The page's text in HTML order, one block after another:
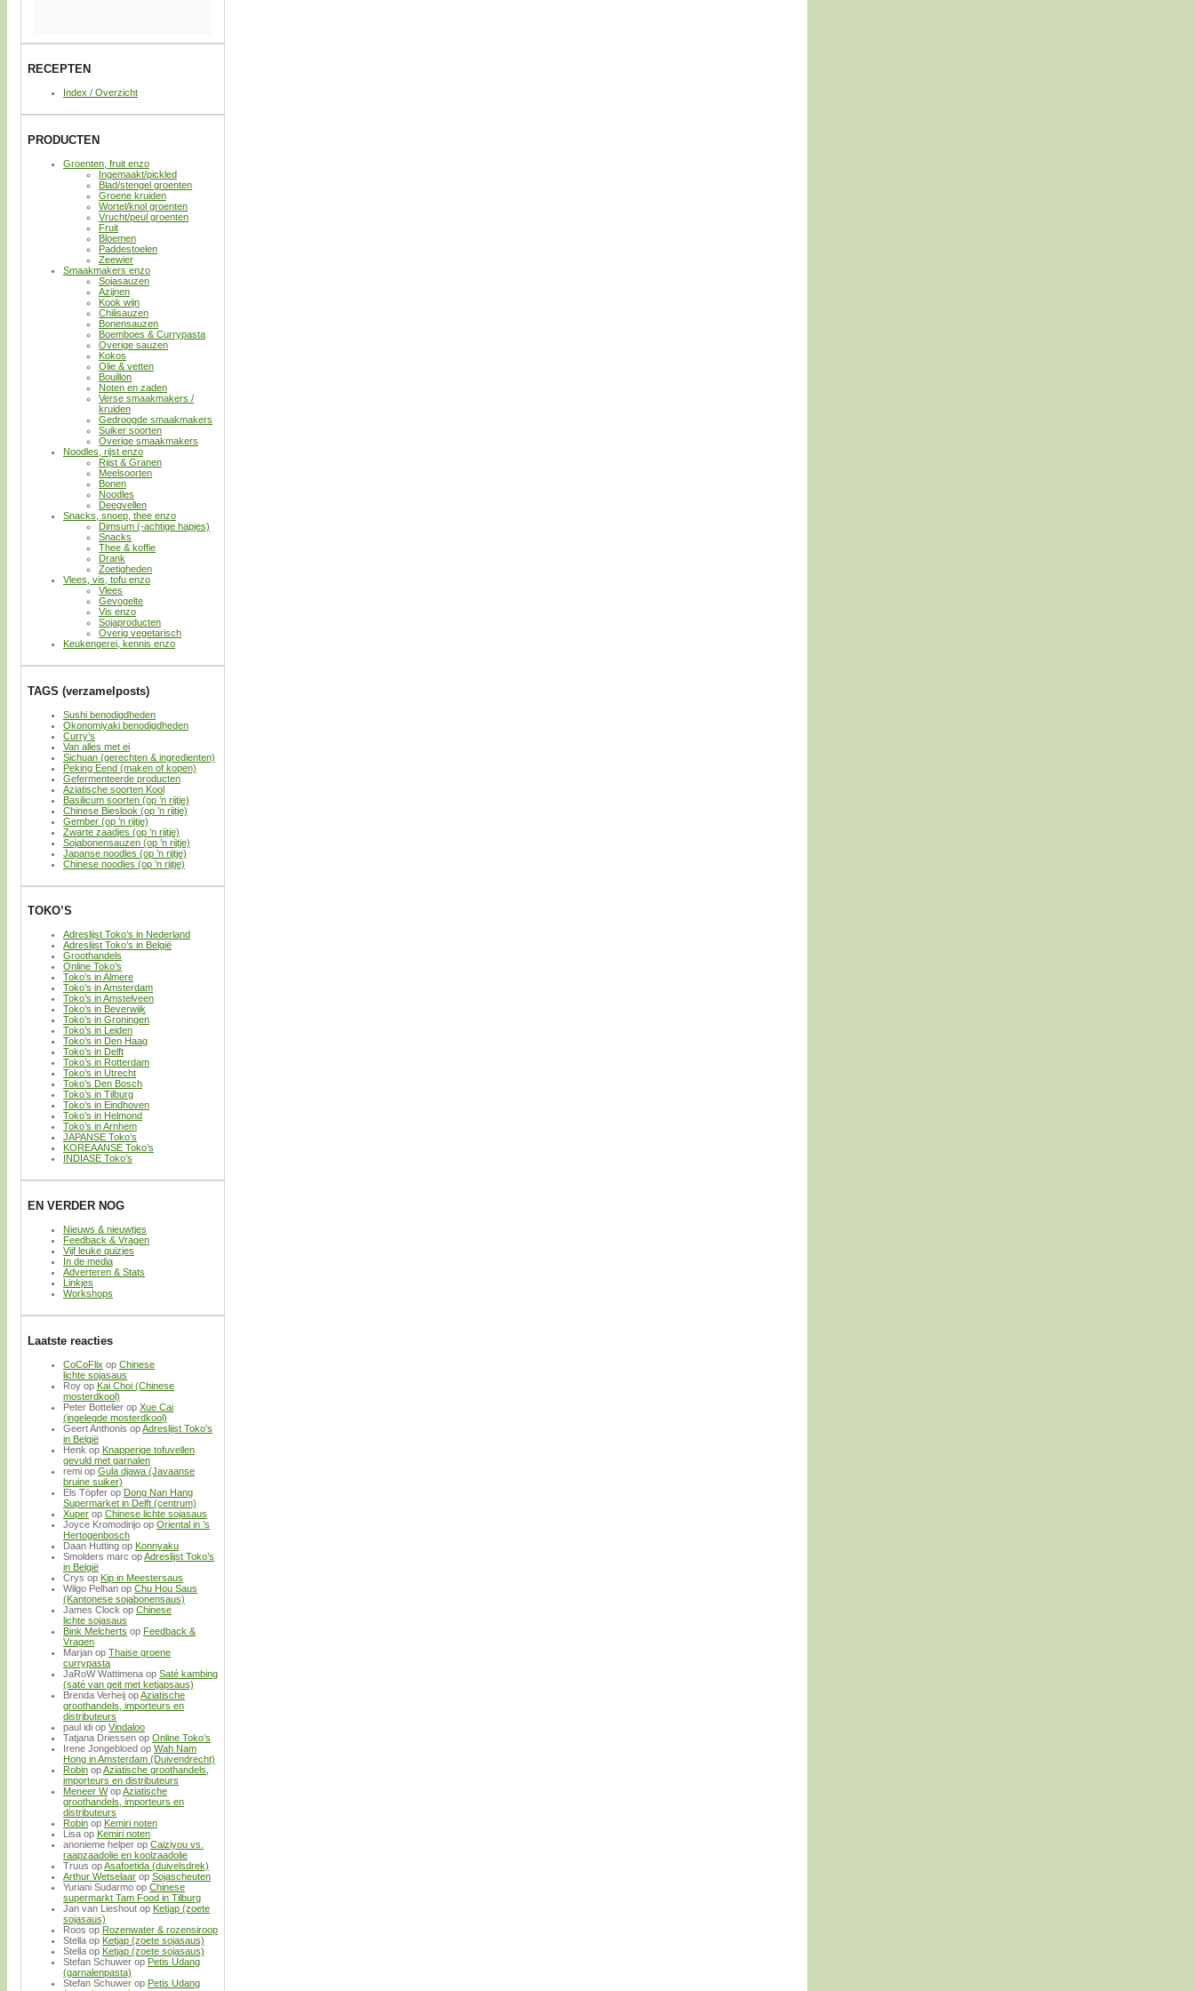
RECEPTEN
Index / Overzicht
PRODUCTEN
Groenten, fruit enzo
Ingemaakt/pickled
Blad/stengel groenten
Groene kruiden
Wortel/knol groenten
Vrucht/peul groenten
Fruit
Bloemen
Paddestoelen
Zeewier
Smaakmakers enzo
Sojasauzen
Azijnen
Kook wijn
Chilisauzen
Bonensauzen
Boemboes & Currypasta
Overige sauzen
Kokos
Olie & vetten
Bouillon
Noten en zaden
Verse smaakmakers /
kruiden
Gedroogde smaakmakers
Suiker soorten
Overige smaakmakers
Noodles, rijst enzo
Rijst & Granen
Meelsoorten
Bonen
Noodles
Deegvellen
Snacks, snoep, thee enzo
Dimsum (-achtige hapjes)
Snacks
Thee & koffie
Drank
Zoetigheden
Vlees, vis, tofu enzo
Vlees
Gevogelte
Vis enzo
Sojaproducten
Overig vegetarisch
Keukengerei, kennis enzo
TAGS (verzamelposts)
Sushi benodigdheden
Okonomiyaki benodigdheden
Curry’s
Van alles met ei
Sichuan (gerechten & ingredienten)
Peking Eend (maken of kopen)
Gefermenteerde producten
Aziatische soorten Kool
Basilicum soorten (op ’n rijtje)
Chinese Bieslook (op ’n rijtje)
Gember (op ’n rijtje)
Zwarte zaadjes (op ’n rijtje)
Sojabonensauzen (op ’n rijtje)
Japanse noodles (op ’n rijtje)
Chinese noodles (op ’n rijtje)
TOKO’S
Adreslijst Toko’s in Nederland
Adreslijst Toko’s in België
Groothandels
Online Toko’s
Toko’s in Almere
Toko’s in Amsterdam
Toko’s in Amstelveen
Toko’s in Beverwijk
Toko’s in Groningen
Toko’s in Leiden
Toko’s in Den Haag
Toko’s in Delft
Toko’s in Rotterdam
Toko’s in Utrecht
Toko’s Den Bosch
Toko’s in Tilburg
Toko’s in Eindhoven
Toko’s in Helmond
Toko’s in Arnhem
JAPANSE Toko’s
KOREAANSE Toko’s
INDIASE Toko’s
EN VERDER NOG
Nieuws & nieuwtjes
Feedback & Vragen
Vijf leuke quizjes
In de media
Adverteren & Stats
Linkjes
Workshops
Laatste reacties
CoCoFlix op Chinese
lichte sojasaus
Roy op Kai Choi (Chinese
mosterdkool)
Peter Bottelier op Xue Cai
(ingelegde mosterdkool)
Geert Anthonis opAdreslijst Toko’s
in België
Henk op Knapperige tofuvellen
gevuld met garnalen
remi op Gula djawa (Javaanse
bruine suiker)
Els Töpfer op Dong Nan Hang
Supermarket in Delft (centrum)
Xuper op Chinese lichte sojasaus
Joyce Kromodirijo op Oriental in ’s
Hertogenbosch
Daan Hutting op Konnyaku
Smolders marc opAdreslijst Toko’s
in België
Crys op Kip in Meestersaus
Wilgo Pelhan op Chu Hou Saus
(Kantonese sojabonensaus)
James Clock op Chinese
lichte sojasaus
Bink Melcherts op Feedback &
Vragen
Marjan op Thaise groene
currypasta
JaRoW Wattimena op Saté kambing
(saté van geit met ketjapsaus)
Brenda Verheij opAziatische
groothandels, importeurs en
distributeurs
paul idi op Vindaloo
Tatjana Driessen op Online Toko’s
Irene Jongebloed op Wah Nam
Hong in Amsterdam (Duivendrecht)
Robin opAziatische groothandels,
importeurs en distributeurs
Meneer WopAziatische
groothandels, importeurs en
distributeurs
Robin op Kemiri noten
Lisa op Kemiri noten
anonieme helper op Caiziyou vs.
raapzaadolie en koolzaadolie
Truus opAsafoetida (duivelsdrek)
Arthur Wetselaar op Sojascheuten
Yuriani Sudarmo op Chinese
supermarkt Tam Food in Tilburg
Jan van Lieshout op Ketjap (zoete
sojasaus)
Roos op Rozenwater & rozensiroop
Stella op Ketjap (zoete sojasaus)
Stella op Ketjap (zoete sojasaus)
Stefan Schuwer op Petis Udang
(garnalenpasta)
Stefan Schuwer op Petis Udang